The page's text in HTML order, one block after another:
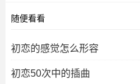
随便看看
初恋的感觉怎么形容
初恋50次中的插曲